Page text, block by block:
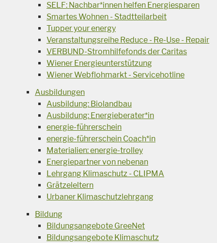
SELF: Nachbar*innen helfen Energiesparen
Smartes Wohnen - Stadtteilarbeit
Tupper your energy
Veranstaltungsreihe Reduce - Re-Use - Repair
VERBUND-Stromhilfefonds der Caritas
Wiener Energieunterstützung
Wiener Webflohmarkt - Servicehotline
Ausbildungen
Ausbildung: Biolandbau
Ausbildung: Energieberater*in
energie-führerschein
energie-führerschein Coach*in
Materialien: energie-trolley
Energiepartner von nebenan
Lehrgang Klimaschutz - CLIPMA
Grätzeleltern
Urbaner Klimaschutzlehrgang
Bildung
Bildungsangebote GreeNet
Bildungsangebote Klimaschutz